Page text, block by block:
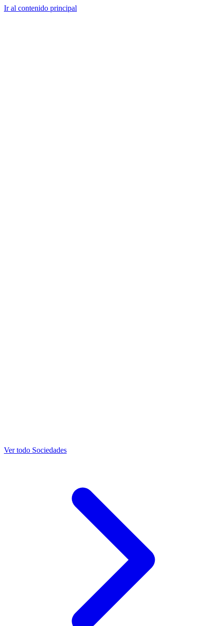
Ir al contenido principal
Ver todo Sociedades